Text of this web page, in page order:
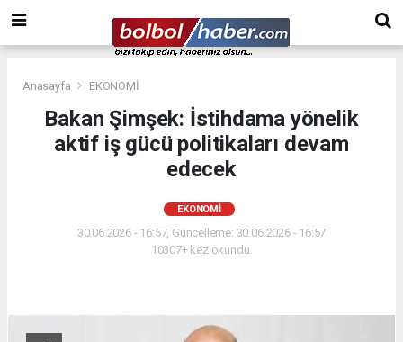
Anasayfa EKONOMİ
Bakan Şimşek: İstihdama yönelik
aktif iş gücü politikaları devam
edecek
EKONOMİ
30.06.2026 - 16:57, Güncelleme: 30.06.2026 - 16:57
10307+ kez okundu.